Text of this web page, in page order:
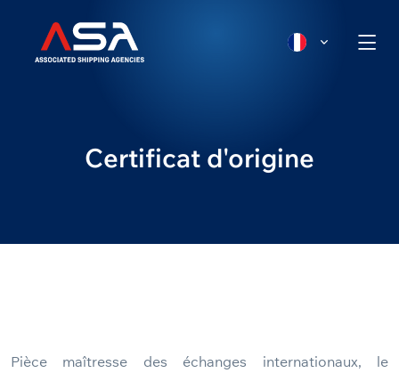
Certificat d'origine
Pièce maîtresse des échanges internationaux, le